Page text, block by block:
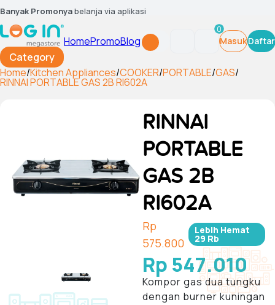
Banyak Promonyabelanja via aplikasi
Category
HomePromoBlog
0
MasukDaftar
Home/Kitchen Appliances/COOKER/PORTABLE/GAS/
RINNAI PORTABLE GAS 2B RI602A
RINNAI
PORTABLE
GAS 2B
RI602A
Rp
575.800
Lebih Hemat
29 Rb
Rp 547.010
Kompor gas dua tungku
dengan burnerkuningan